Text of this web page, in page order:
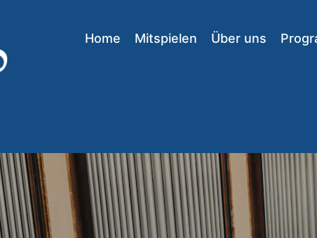
Home Mitspielen Über uns